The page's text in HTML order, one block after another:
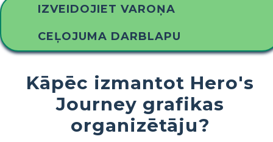
IZVEIDOJIET VAROŅA
CEĻOJUMA DARBLAPU
Kāpēc izmantot Hero's
Journey grafikas
organizētāju?